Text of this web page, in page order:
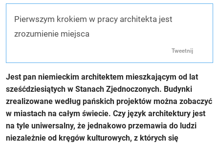
Pierwszym krokiem w pracy architekta jest
zrozumienie miejsca
Tweetnij
Jest pan niemieckim architektem mieszkającym od lat
sześćdziesiątych w Stanach Zjednoczonych. Budynki
zrealizowane według pańskich projektów można zobaczyć
w miastach na całym świecie. Czy język architektury jest
na tyle uniwersalny, że jednakowo przemawia do ludzi
niezależnie od kręgów kulturowych, z których się